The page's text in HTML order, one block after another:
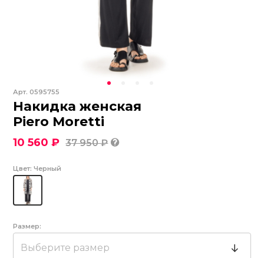
Арт.0595755
Накидка женская
Piero Moretti
10 560 ₽ 37 950 ₽
Цвет: Черный
Размер:
Выберите размер